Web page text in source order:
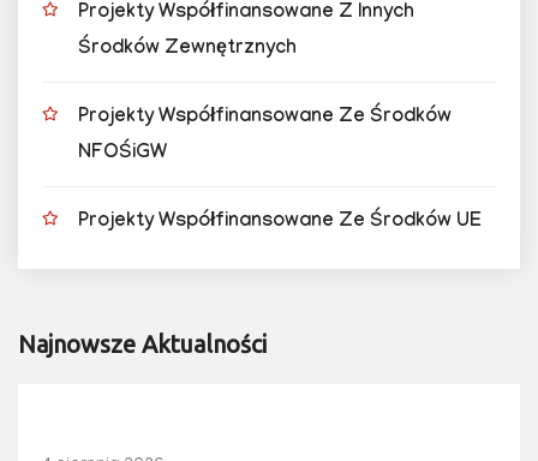
Projekty Współfinansowane Z Innych
Środków Zewnętrznych
Projekty Współfinansowane Ze Środków
NFOŚiGW
Projekty Współfinansowane Ze Środków UE
Najnowsze Aktualności